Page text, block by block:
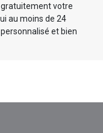
votre
au moins de 24
et bien